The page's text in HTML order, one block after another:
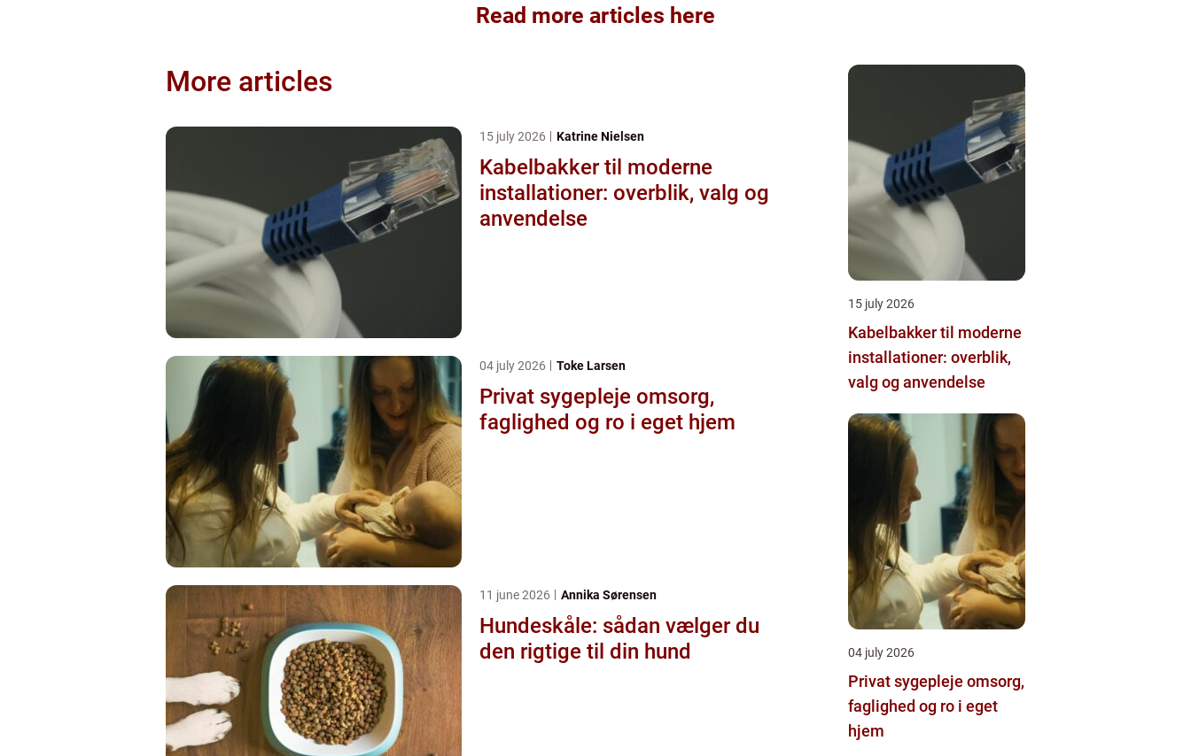
Read more articles here
More articles
15 july 2026 Katrine Nielsen
Kabelbakker til moderne
installationer: overblik, valg og
anvendelse
04 july 2026 Toke Larsen
Privat sygepleje omsorg,
faglighed og ro i eget hjem
11 june 2026 Annika Sørensen
Hundeskåle: sådan vælger du
den rigtige til din hund
15 july 2026
Kabelbakker til moderne
installationer: overblik,
valg og anvendelse
04 july 2026
Privat sygepleje omsorg,
faglighed og ro i eget
hjem